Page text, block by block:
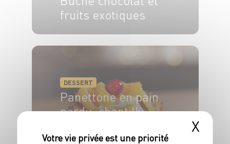
fruits exotiques
DESSERT
Panettone en pain
perdu, chantilly,
clémentine et fruits
X